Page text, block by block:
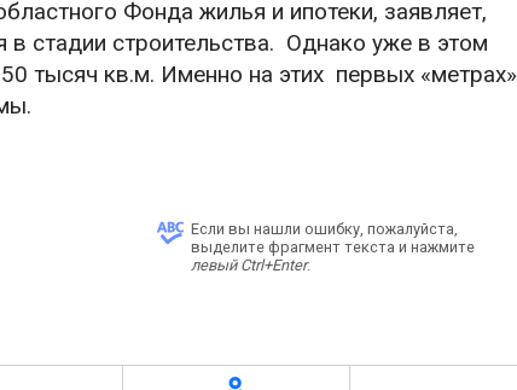
Фонда жилья и ипотеки, заявляет,
стадии строительства. Однако уже в этом
тысяч кв.м. Именно на этих первых «метрах»
Если вы нашли ошибку, пожалуйста,
выделите фрагмент текста и нажмите
левый Ctrl+Enter.